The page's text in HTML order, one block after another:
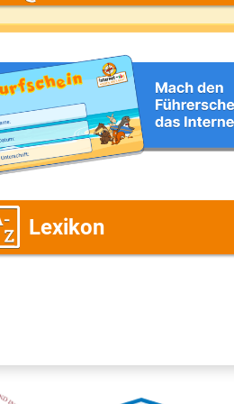
E-Mail-Adresse (wenn du eine
möchtest)
Nachricht
Lexikon